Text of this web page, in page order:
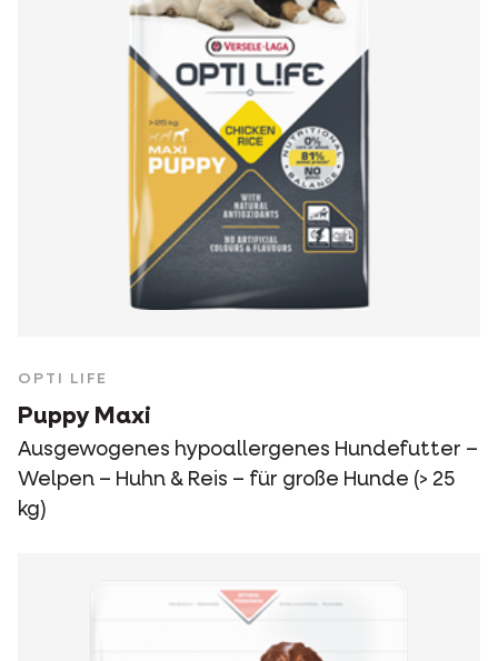
OPTI LIFE
Puppy Maxi
Ausgewogenes hypoallergenes Hundefutter –
Welpen – Huhn & Reis – für große Hunde (> 25
kg)